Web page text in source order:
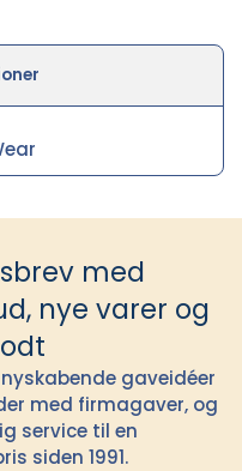
med
nye varer og
gaveidéer
med firmagaver, og
service til en
siden 1991.